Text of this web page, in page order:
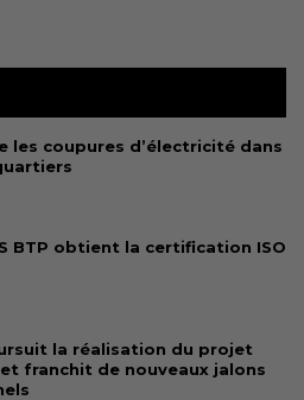
les coupures d’électricité dans
BTP obtient la certification ISO
la réalisation du projet
franchit de nouveaux jalons